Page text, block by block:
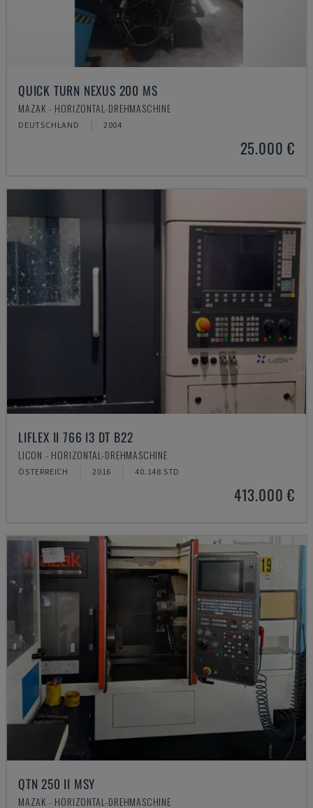
QUICK TURN NEXUS 200 MS
MAZAK - HORIZONTAL-DREHMASCHINE
DEUTSCHLAND 2004
25.000 €
LIFLEX II 766 I3 DT B22
LICON - HORIZONTAL-DREHMASCHINE
ÖSTERREICH 2016 40.148 STD
413.000 €
QTN 250 II MSY
MAZAK - HORIZONTAL-DREHMASCHINE